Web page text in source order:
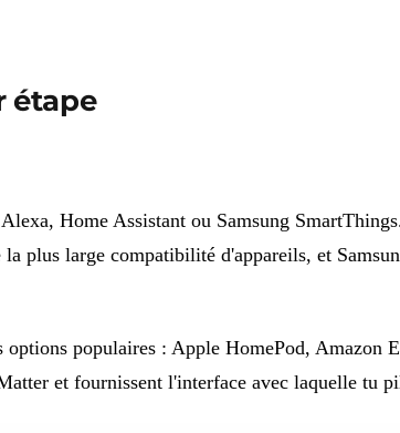
étape
Home Assistant ou Samsung
large compatibilité d'appareils, et
populaires : Apple HomePod, Amazon
et fournissent l'interface avec laquelle tu